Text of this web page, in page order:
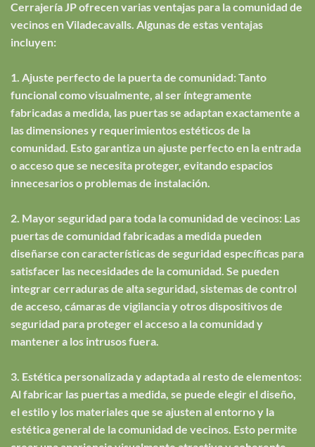
Cerrajería JP ofrecen varias ventajas para la comunidad de
vecinos en Viladecavalls. Algunas de estas ventajas
incluyen:
1. Ajuste perfecto de la puerta de comunidad: Tanto
funcional como visualmente, al ser íntegramente
fabricadas a medida, las puertas se adaptan exactamente a
las dimensiones y requerimientos estéticos de la
comunidad. Esto garantiza un ajuste perfecto en la entrada
o acceso que se necesita proteger, evitando espacios
innecesarios o problemas de instalación.
2. Mayor seguridad para toda la comunidad de vecinos: Las
puertas de comunidad fabricadas a medida pueden
diseñarse con características de seguridad específicas para
satisfacer las necesidades de la comunidad. Se pueden
integrar cerraduras de alta seguridad, sistemas de control
de acceso, cámaras de vigilancia y otros dispositivos de
seguridad para proteger el acceso a la comunidad y
mantener a los intrusos fuera.
3. Estética personalizada y adaptada al resto de elementos:
Al fabricar las puertas a medida, se puede elegir el diseño,
el estilo y los materiales que se ajusten al entorno y la
estética general de la comunidad de vecinos. Esto permite